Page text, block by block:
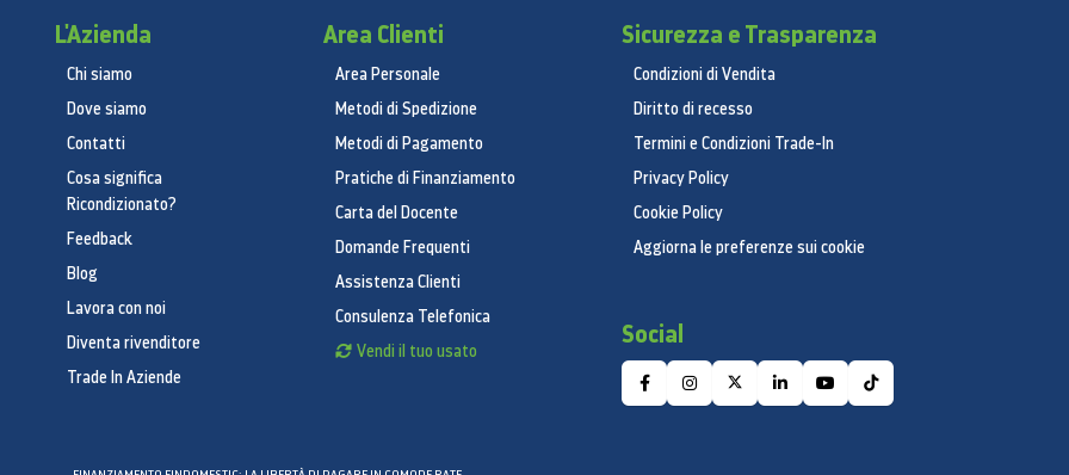
L'Azienda
Chi siamo
Dove siamo
Contatti
Cosa significa
Ricondizionato?
Feedback
Blog
Lavora con noi
Diventa rivenditore
Trade In Aziende
Area Clienti
Area Personale
Metodi di Spedizione
Metodi di Pagamento
Pratiche di Finanziamento
Carta del Docente
Domande Frequenti
Assistenza Clienti
Consulenza Telefonica
Vendi il tuo usato
Sicurezza e Trasparenza
Condizioni di Vendita
Diritto di recesso
Termini e Condizioni Trade-In
Privacy Policy
Cookie Policy
Aggiorna le preferenze sui cookie
Social